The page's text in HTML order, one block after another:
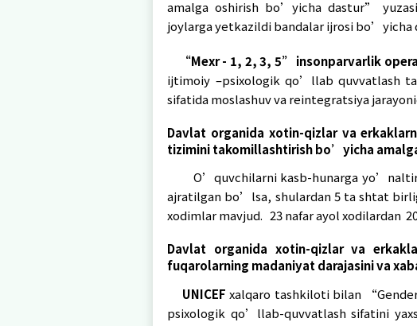
Respublika xotin-qizlar
vazifalar yuzasidan
apreldagi 2-sonli majlisi
yil 19 maydagi 02-71-sonli
Mazkur chora-tadbirning
xotin o’rtasida erta
mashg’ulotlar dasturini
o’quvchilari uchun
bo’lish qadriyatlarini
tenglik ” fakultativ
“Ijtimoiy himoyaga
borasida amalga